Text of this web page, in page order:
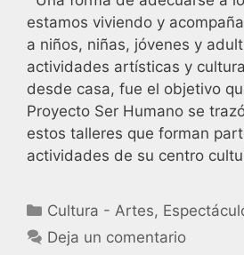
estamos viviendo y
a niños, niñas, jóvenes y
actividades artísticas y
desde casa, fue el objetivo
Proyecto Ser Humano se
estos talleres que forman
actividades de su centro
Cultura - Artes,
Deja un comentario